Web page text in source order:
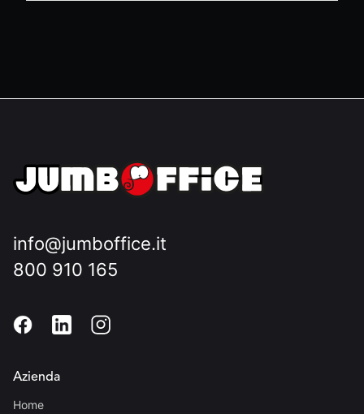
info@jumboffice.it
800 910 165
Azienda
Home